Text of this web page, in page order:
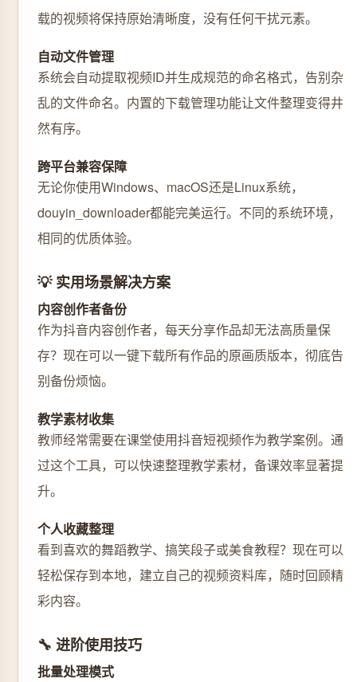
载的视频将保持原始清晰度，没有任何干扰元素。
自动文件管理
系统会自动提取视频ID并生成规范的命名格式，告别杂
乱的文件命名。内置的下载管理功能让文件整理变得井
然有序。
跨平台兼容保障
无论你使用Windows、macOS还是Linux系统，
douyin_downloader都能完美运行。不同的系统环境，
相同的优质体验。
💡 实用场景解决方案
内容创作者备份
作为抖音内容创作者，每天分享作品却无法高质量保
存？现在可以一键下载所有作品的原画质版本，彻底告
别备份烦恼。
教学素材收集
教师经常需要在课堂使用抖音短视频作为教学案例。通
过这个工具，可以快速整理教学素材，备课效率显著提
升。
个人收藏整理
看到喜欢的舞蹈教学、搞笑段子或美食教程？现在可以
轻松保存到本地，建立自己的视频资料库，随时回顾精
彩内容。
🔧 进阶使用技巧
批量处理模式